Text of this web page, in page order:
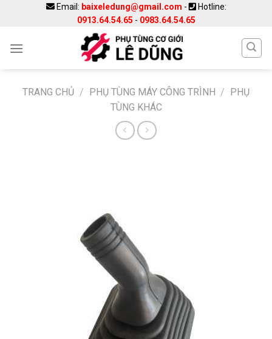
Email: baixeledung@gmail.com -
Hotline:
0913.64.54.65 - 0983.64.54.65
TRANG CHỦ / PHỤ TÙNG MÁY CÔNG TRÌNH / PHỤ
TÙNG KHÁC